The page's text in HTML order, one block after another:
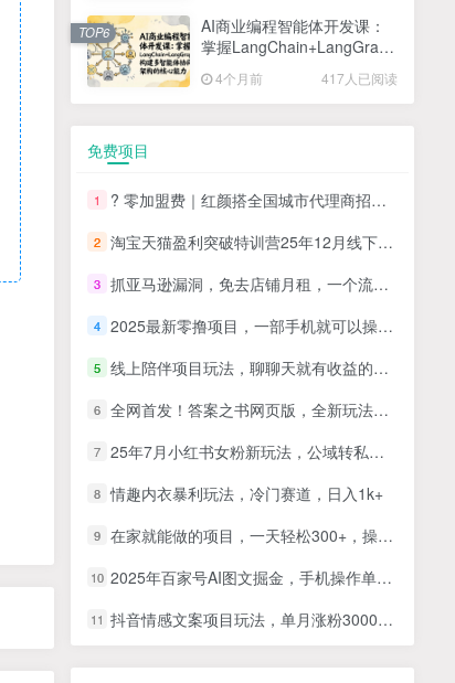
AI商业编程智能体开发课：
掌握LangChain+LangGraph
心能力
4个月前 417人已阅读
TOP6
免费项目
1 ? 零加盟费｜红颜搭全国城市代理商招募正式启动！
2 淘宝天猫盈利突破特训营25年12月线下课，系统性的深度剖析电商企业经营之道，打造电商标准化运营体系
3 抓亚马逊漏洞，免去店铺月租，一个流量大竞争小，让你有机会成大卖的赛道
4 2025最新零撸项目，一部手机就可以操作，20秒一单，零投入纯薅羊毛，无门槛，一天200+【揭秘】
5 线上陪伴项目玩法，聊聊天就有收益的项目，一个月收益5000+
6 全网首发！答案之书网页版，全新玩法，搭配文档和网页，日入1k+零门槛小白首选副业
7 25年7月小红书女粉新玩法，公域转私域变现，日轻松变现2张+，5分钟简单复制好上手
8 情趣内衣暴利玩法，冷门赛道，日入1k+
9 在家就能做的项目，一天轻松300+，操作简单上手快
10 2025年百家号AI图文掘金，手机操作单号月入4-5位数，低门槛【附指令+工具】
11 抖音情感文案项目玩法，单月涨粉3000+，新手小白也能做